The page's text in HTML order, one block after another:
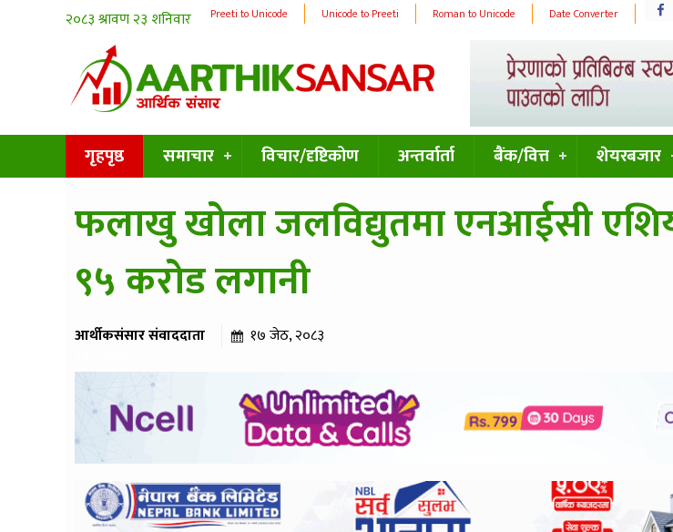
Preeti to Unicode Unicode to Preeti Roman to Unicode Date Converter
गृहपृष्ठ समाचार विचार/दृष्टिकोण अन्तर्वार्ता बैंक/वित्त शेयरबजार
फलाखु खोला जलविद्युतमा एनआईसी
९५ करोड लगानी
आर्थीकसंसार संवाददाता १७ जेठ, २०८३